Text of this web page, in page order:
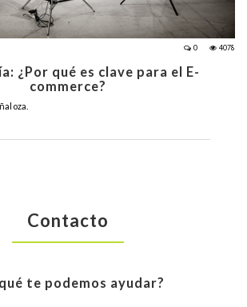
4078
0
¿Por qué es clave para el E-
commerce?
Contacto
te podemos ayudar?